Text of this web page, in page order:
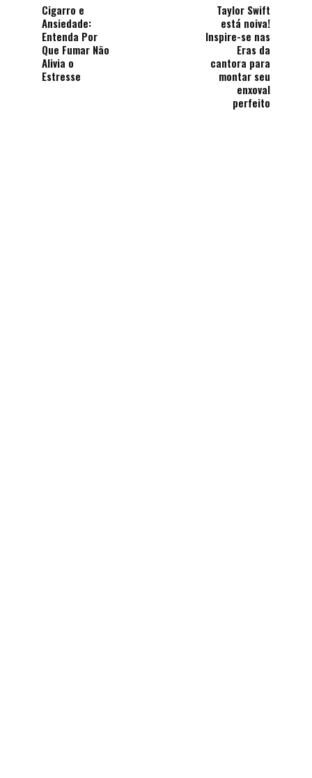
Cigarro e
Ansiedade:
Entenda Por
Que Fumar Não
Alivia o
Estresse
Taylor Swift
está noiva!
Inspire-se nas
Eras da
cantora para
montar seu
enxoval
perfeito